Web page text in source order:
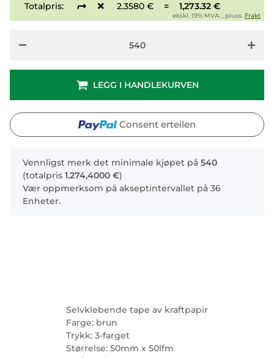
Selvklebende tape av kraftpapir
Farge: brun
Trykk: 3-farget
Størrelse: 50mm x 50lfm
Totalpris: 2.3580 € = 1,273.32 €
ekskl. 19% MVA. , pluss. Frakt
LEGG I HANDLEKURVEN
Consent erteilen
x
Vennligst merk det minimale kjøpet på 540
(totalpris 1.274,4000 €)
Vær oppmerksom på akseptintervallet på 36
Enheter.